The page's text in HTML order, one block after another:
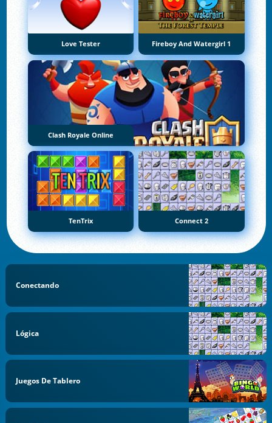
Love Tester Fireboy And Watergirl 1
Clash Royale Online
TenTrix Connect 2
Conectando
Lógica
Juegos De Tablero